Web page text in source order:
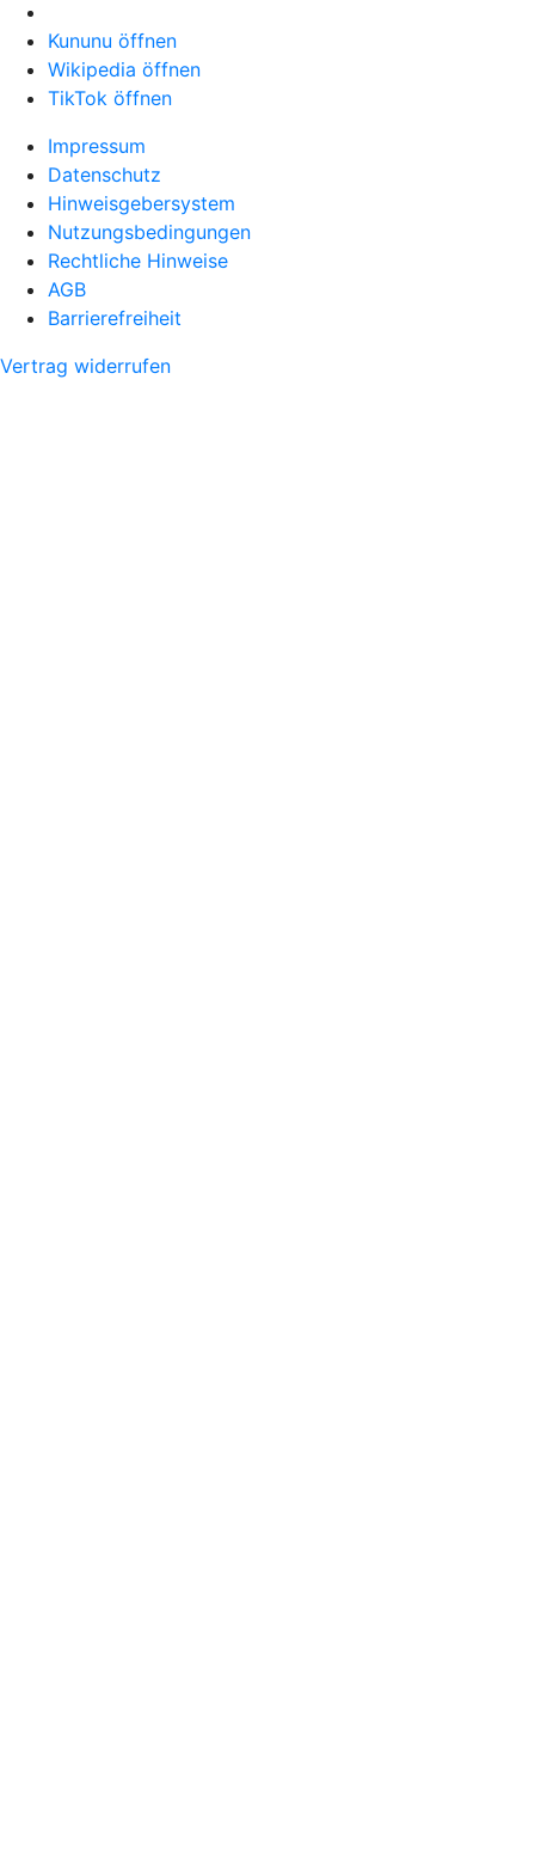
Kununu öffnen
Wikipedia öffnen
TikTok öffnen
Impressum
Datenschutz
Hinweisgebersystem
Nutzungsbedingungen
Rechtliche Hinweise
AGB
Barrierefreiheit
Vertrag widerrufen